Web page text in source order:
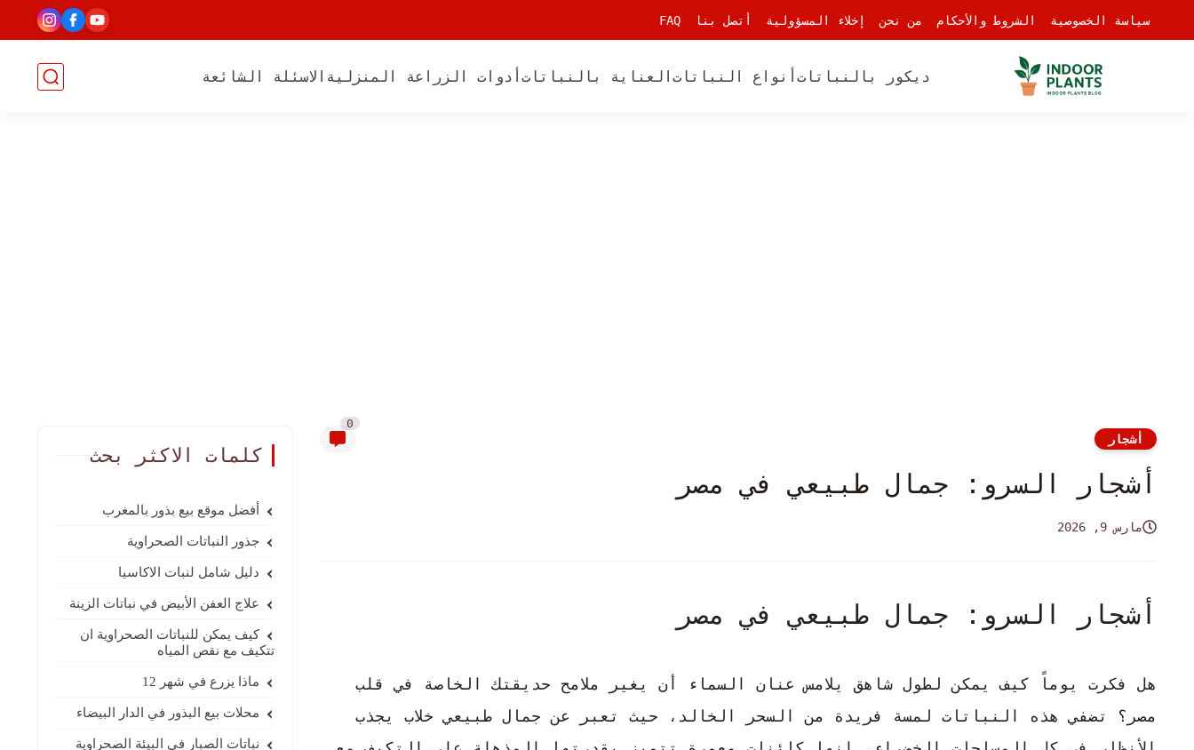
سياسة الخصوصية
الشروط والأحكام من نحن إخلاء المسؤولية أتصل بنا FAQ
ديكور بالنباتات أنواع النباتات العناية بالنباتات أدوات الزراعة المنزلية الاسئلة الشائعة
أشجار
0
أشجار السرو: جمال طبيعي في مصر
مارس 9, 2026
أشجار السرو: جمال طبيعي في مصر
هل فكرت يوماً كيف يمكن لطول شاهق يلامس عنان السماء أن يغير ملامح حديقتك الخاصة في قلب
مصر؟ تضفي هذه النباتات لمسة فريدة من السحر الخالد، حيث تعبر عن جمال طبيعيخلاب يجذب
كلمات الاكثر بحث
أفضل موقع بيع بذور بالمغرب
جذور النباتات الصحراوية
دليل شامل لنبات الاكاسيا
علاج العفن الأبيض في نباتات الزينة
كيف يمكن للنباتات الصحراوية ان
تتكيف مع نقص المياه
ماذا يزرع في شهر 12
محلات بيع البذور في الدار البيضاء
نباتات الصبار في البيئة الصحراوية